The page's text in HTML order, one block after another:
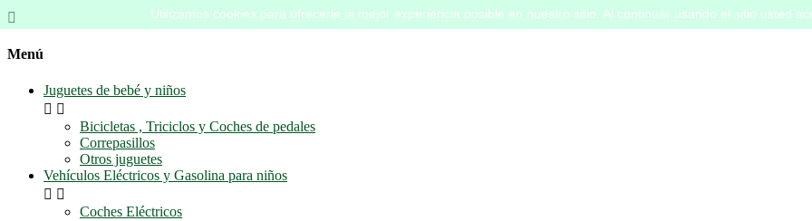
Utilizamos cookies para ofrecerle la mejor experiencia posible en nuestro sitio. Al continuar usando el sitio usted

Menú
Juguetes de bebé y niños
 
Bicicletas , Triciclos y Coches de pedales
Correpasillos
Otros juguetes
Vehículos Eléctricos y Gasolina para niños
 
Coches Eléctricos